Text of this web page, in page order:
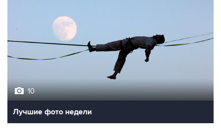
10
Лучшие фото недели